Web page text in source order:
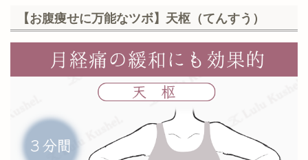
【お腹痩せに万能なツボ】天枢（てんすう）